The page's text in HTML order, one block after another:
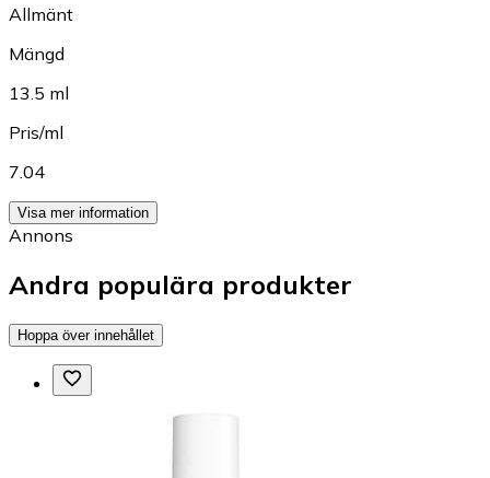
Allmänt
Mängd
13.5 ml
Pris/ml
7.04
Visa mer information
Annons
Andra populära produkter
Hoppa över innehållet